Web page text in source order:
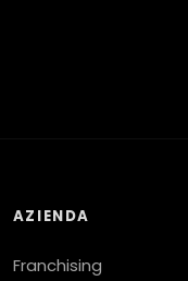
AZIENDA
Franchising